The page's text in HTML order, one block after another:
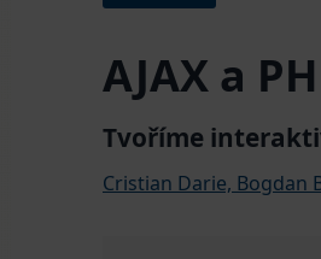
AJAX a
Tvoříme
Cristian Darie, Bogdan